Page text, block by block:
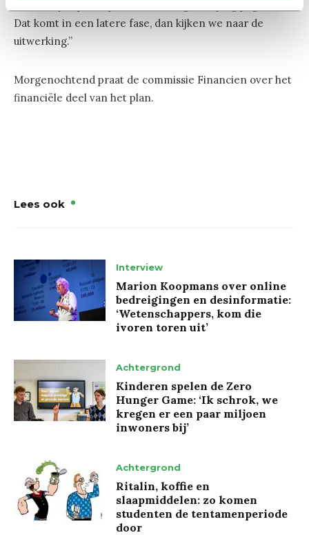
Dat komt in een latere fase, dan kijken we naar de
uitwerking.”
Morgenochtend praat de commissie Financien over het
financiële deel van het plan.
Lees ook
Interview
Marion Koopmans over online
bedreigingen en desinformatie:
‘Wetenschappers, kom die
ivoren toren uit’
Achtergrond
Kinderen spelen de Zero
Hunger Game: ‘Ik schrok, we
kregen er een paar miljoen
inwoners bij’
Achtergrond
Ritalin, koffie en
slaapmiddelen: zo komen
studenten de tentamenperiode
door